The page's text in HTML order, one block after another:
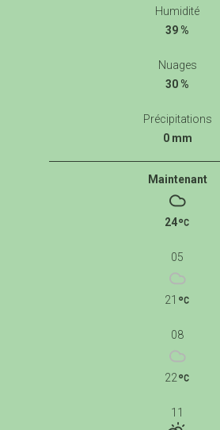
Humidité
39 %
Nuages
30 %
Précipitations
0 mm
Maintenant
24
05
21
08
22
11